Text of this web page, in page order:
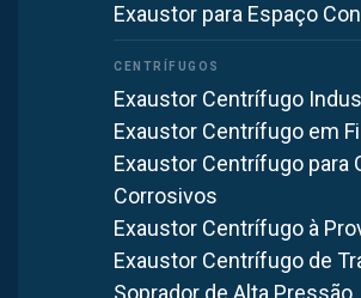
Exaustor para Espaço
Exaustor Centrífugo
Exaustor Centrífugo em
Exaustor Centrífugo para
Corrosivos
Exaustor Centrífugo à
Exaustor Centrífugo de
Soprador de Alta Pressão